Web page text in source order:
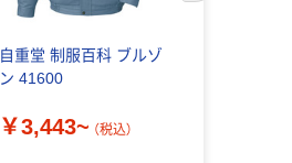
自重堂 制服百科 ブルゾ
ン 41600
￥3,443~ （税込）